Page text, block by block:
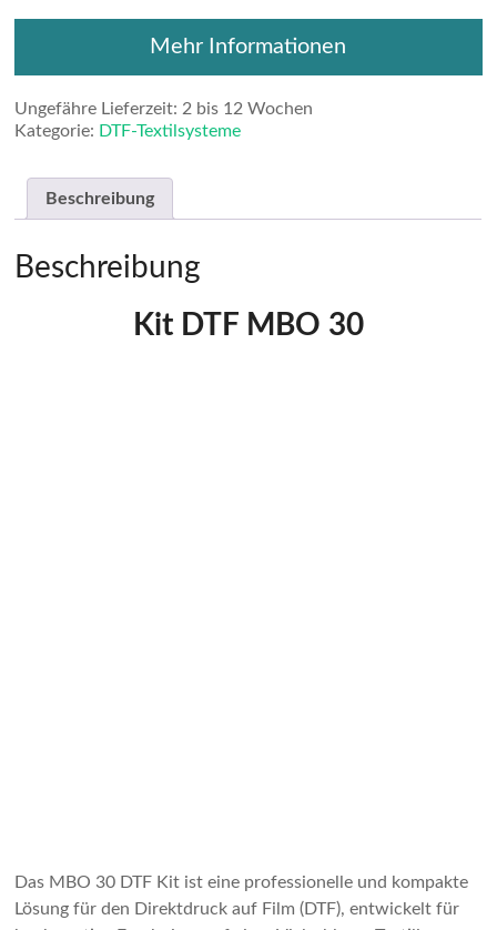
Mehr Informationen
Ungefähre Lieferzeit: 2 bis 12 Wochen
Kategorie: DTF-Textilsysteme
Beschreibung
Beschreibung
Kit DTF MBO 30
Das MBO 30 DTF Kit ist eine professionelle und kompakte
Lösung für den Direktdruck auf Film (DTF), entwickelt für